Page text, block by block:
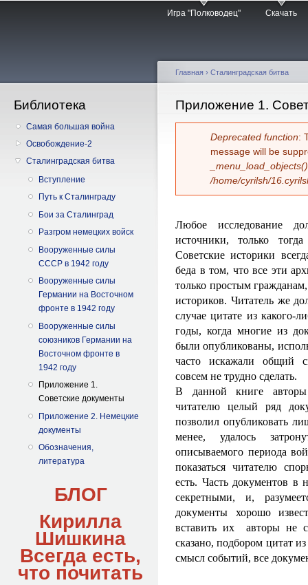
Игра "Полководец" Скачать
Библиотека
Самая большая война
Освобождение-2
Сталинградская битва
Вступление
Путь к Сталинграду
Бои за Сталинград
Разгром немецких войск
Вооруженные силы
СССР в 1942 году
Вооруженные силы
Германии на Восточном
фронте в 1942 году
Вооруженные силы
союзников Германии на
Восточном фронте в
1942 году
Приложение 1.
Советские документы
Приложение 2. Немецкие
документы
Обозначения,
литература
БЛОГ
Кирилла
Шишкина
Всегда есть,
что почитать
Вы здесь
Главная › Сталинградская битва
Приложение 1.
Сообщение об
Deprecated function:
message will be
_menu_load_objects()
/home/cyrilsh/
Любое исследование
источники, только
Советские историки
беда в том, что все эти
только простым
историков. Читатель же
случае цитате из какого-
годы, когда многие из
были опубликованы,
часто искажали общий
совсем не трудно сделать.
В данной книге авторы
читателю целый ряд
позволил опубликовать
менее, удалось
описываемого периода
показаться читателю
есть. Часть документов в
секретными, и,
документы хорошо
вставить их авторы не
сказано, подбором цитат
смысл событий, все